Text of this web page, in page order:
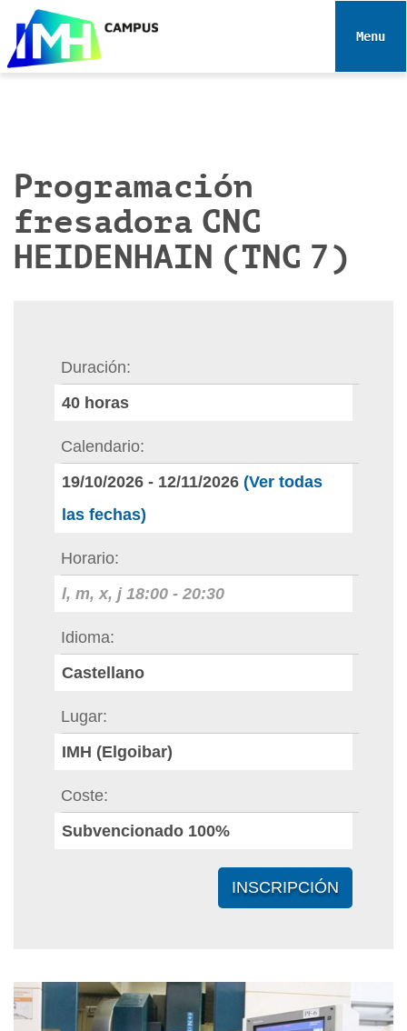
e
Toggle
Programación
fresadora CNC
HEIDENHAIN (TNC 7)
Duración
40 horas
Calendario
19/10/2026 - 12/11/2026 (Ver todas
las fechas)
Horario
l, m, x, j 18:00 - 20:30
Idioma
Castellano
Lugar
IMH (Elgoibar)
Coste
Subvencionado 100%
INSCRIPCIÓN